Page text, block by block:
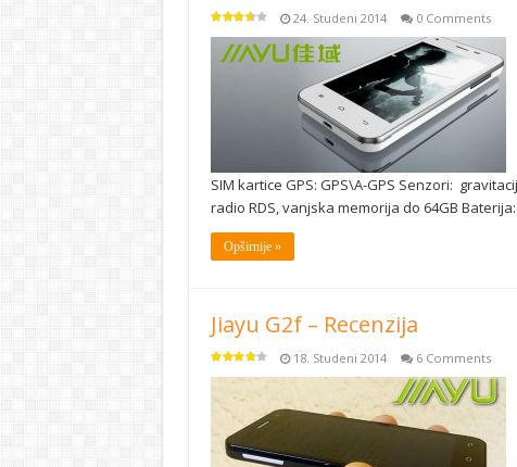
24. Studeni 2014 0 Comments
SIM kartice GPS: GPS\A-GPS Senzori:
radio RDS, vanjska memorija do 64GB
Opširnije »
Jiayu G2f – Recenzija
18. Studeni 2014 6 Comments